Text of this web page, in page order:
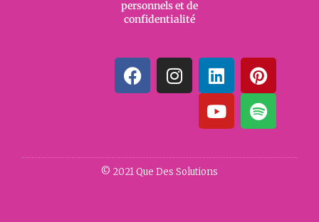
personnels et de
confidentialité
© 2021 Que Des Solutions